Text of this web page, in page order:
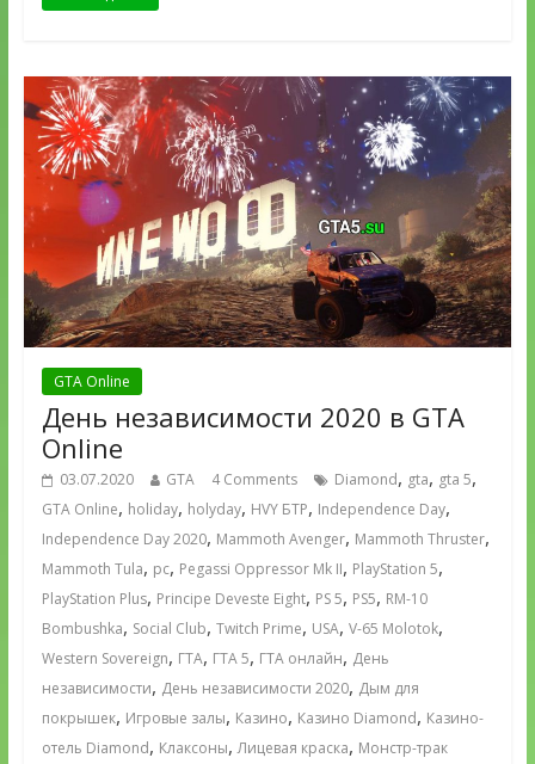
GTA Online
День независимости 2020 в GTA
Online
03.07.2020 GTA 4 Comments Diamond, gta, gta 5,
GTA Online, holiday, holyday, HVY БТР, Independence Day,
Independence Day 2020, Mammoth Avenger, Mammoth Thruster,
Mammoth Tula, pc, Pegassi Oppressor Mk II, PlayStation 5,
PlayStation Plus, Principe Deveste Eight, PS 5, PS5, RM-10
Bombushka, Social Club, Twitch Prime, USA, V-65 Molotok,
Western Sovereign, ГТА, ГТА 5, ГТА онлайн, День
независимости, День независимости 2020, Дым для
покрышек, Игровые залы, Казино, Казино Diamond, Казино-
отель Diamond, Клаксоны,Лицевая краска, Монстр-трак